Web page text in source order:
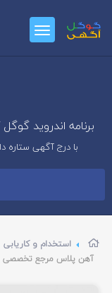
برنامه اندروید
با درج آگهی ستاره
استخدام و کاریابی
آهن پلاس مرجع تخصصی